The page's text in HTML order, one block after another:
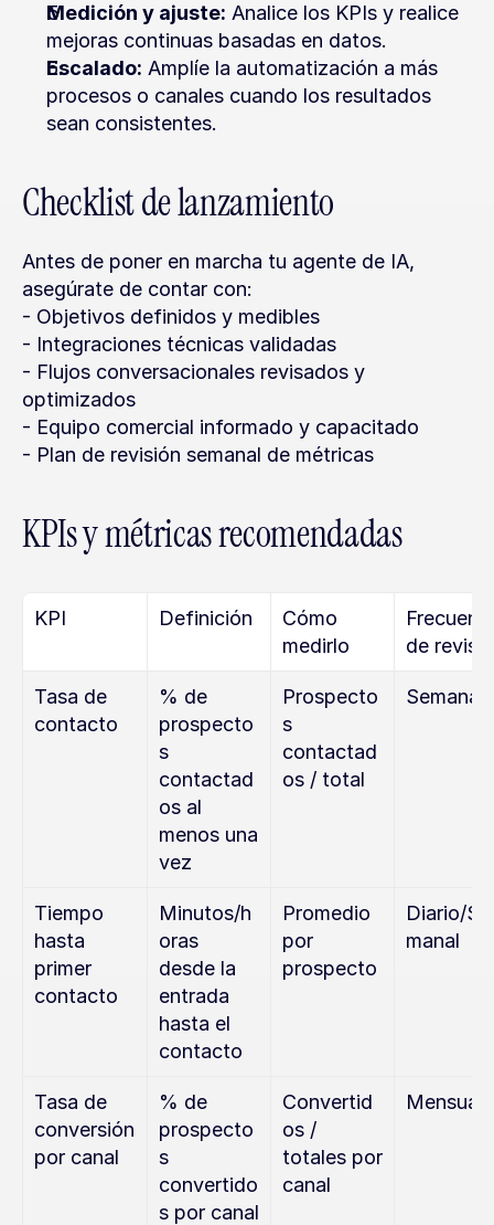
Medición y ajuste: Analice los KPIs y realice
mejoras continuas basadas en datos.
Escalado: Amplíe la automatización a más
procesos o canales cuando los resultados
sean consistentes.
Checklist de lanzamiento
Antes de poner en marcha tu agente de IA,
asegúrate de contar con:
- Objetivos definidos y medibles
- Integraciones técnicas validadas
- Flujos conversacionales revisados y
optimizados
- Equipo comercial informado y capacitado
- Plan de revisión semanal de métricas
KPIs y métricas recomendadas
KPI Definición
Cómo
medirlo
de
Tasa de
contacto
% de
prospecto
s
contactad
os al
menos una
vez
Prospecto
s
contactad
os / total
Semanal
Tiempo
hasta
primer
contacto
Minutos/h
oras
desde la
entrada
hasta el
contacto
Promedio
por
prospecto
Diario/Se
manal
Tasa de
conversión
por canal
% de
prospecto
s
convertido
s por canal
Convertid
os /
totales por
canal
Mensual